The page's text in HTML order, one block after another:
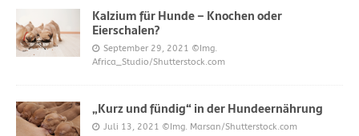
Kalzium für Hunde – Knochen oder
Eierschalen?
September 29, 2021 ©Img.
Africa_Studio/Shutterstock.com
„Kurz und fündig“ in der Hundeernährung
Juli 13, 2021 ©Img. Marsan/Shutterstock.com